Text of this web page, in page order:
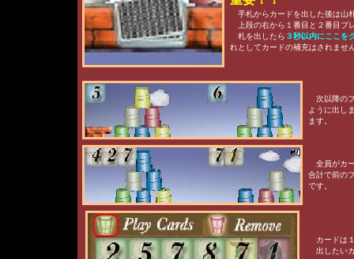
手札からカードを出した後は山
上段の右から１番目と２番目プ
札を出したら ３秒以内にここを
れとしてカードの補充はされませ
次以降の
ように出し
ます。
全員がカ
合計で前の
です。
カードは
出したい